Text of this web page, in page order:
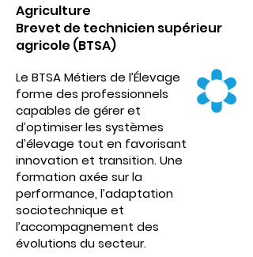
Agriculture
Brevet de technicien supérieur
agricole (BTSA)
Le BTSA Métiers de l’Élevage
forme des professionnels
capables de gérer et
d’optimiser les systèmes
d’élevage tout en favorisant
innovation et transition. Une
formation axée sur la
performance, l’adaptation
sociotechnique et
l’accompagnement des
évolutions du secteur.